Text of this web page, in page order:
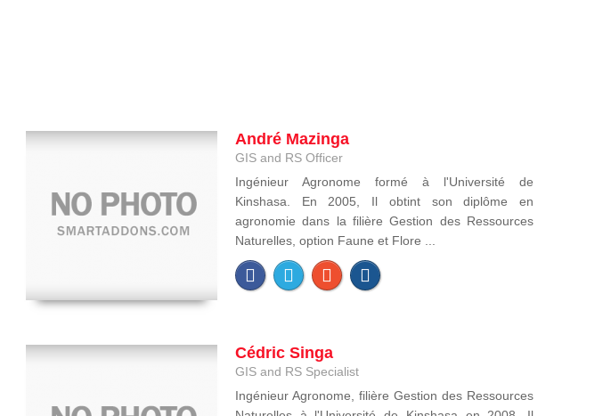
André Mazinga
GIS and RS Officer
Ingénieur Agronome formé à l'Université de
Kinshasa. En 2005, Il obtint son diplôme en
agronomie dans la filière Gestion des Ressources
Naturelles, option Faune et Flore ...
Cédric Singa
GIS and RS Specialist
Ingénieur Agronome, filière Gestion des Ressources